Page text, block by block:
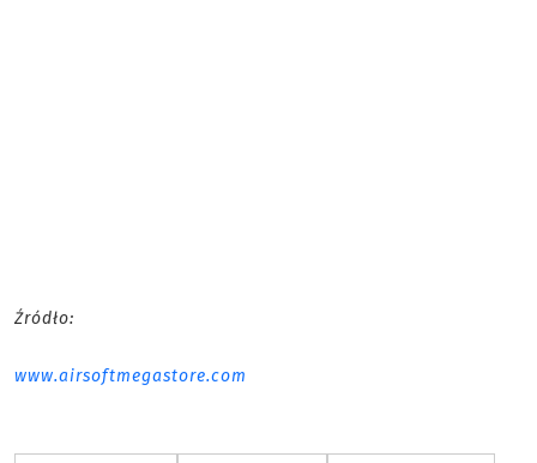
Źródło:
www.airsoftmegastore.com